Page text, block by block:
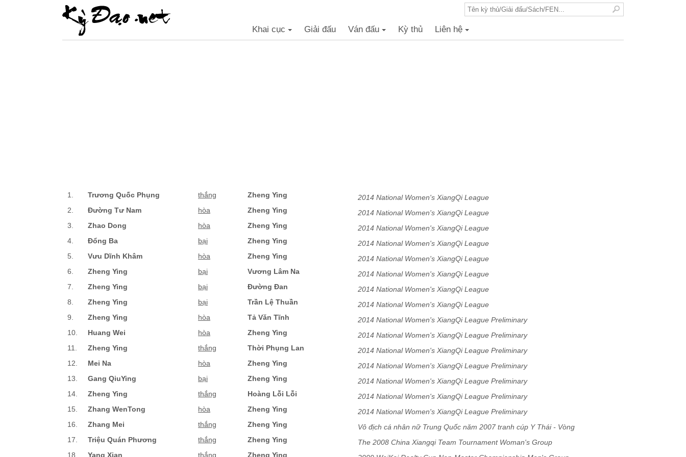
Khai cục Giải đấu Ván đấu Kỳ thủ Liên hệ
1. Trương Quốc Phụng thắng Zheng Ying
2014 National Women's XiangQi League
2.
Đường Tư Nam hòa Zheng Ying
2014 National Women's XiangQi League
3.
Zhao Dong hòa Zheng Ying
2014 National Women's XiangQi League
4.
Đổng Ba bại Zheng Ying
2014 National Women's XiangQi League
5.
Vưu Dĩnh Khâm hòa Zheng Ying
2014 National Women's XiangQi League
6.
Zheng Ying bại Vương Lâm Na
2014 National Women's XiangQi League
7.
Zheng Ying bại Đường Đan
2014 National Women's XiangQi League
8.
Zheng Ying bại Trần Lệ Thuần
2014 National Women's XiangQi League
9.
Zheng Ying hòa Tả Văn Tĩnh
2014 National Women's XiangQi League Preliminary
10.
Huang Wei hòa Zheng Ying
2014 National Women's XiangQi League Preliminary
11.
Zheng Ying thắng Thời Phụng Lan
2014 National Women's XiangQi League Preliminary
12.
Mei Na hòa Zheng Ying
2014 National Women's XiangQi League Preliminary
13.
Gang QiuYing bại Zheng Ying
2014 National Women's XiangQi League Preliminary
14.
Zheng Ying thắng Hoàng Lỗi Lỗi
2014 National Women's XiangQi League Preliminary
15.
Zhang WenTong hòa Zheng Ying
2014 National Women's XiangQi League Preliminary
16.
Zhang Mei thắng Zheng Ying
Vô địch cá nhân nữ Trung Quốc năm 2007 tranh cúp Y Thái - Vòng
chung kết
17. Triệu Quán Phương thắng Zheng Ying
The 2008 China Xiangqi Team Tournament Woman's Group
18.
Yang Xian thắng Zheng Ying